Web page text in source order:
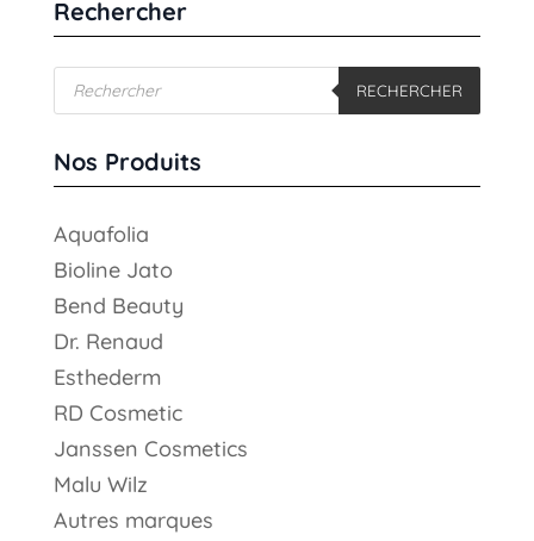
Rechercher
Recherche
de
produits
RECHERCHER
Nos Produits
Aquafolia
Bioline Jato
Bend Beauty
Dr. Renaud
Esthederm
RD Cosmetic
Janssen Cosmetics
Malu Wilz
Autres marques